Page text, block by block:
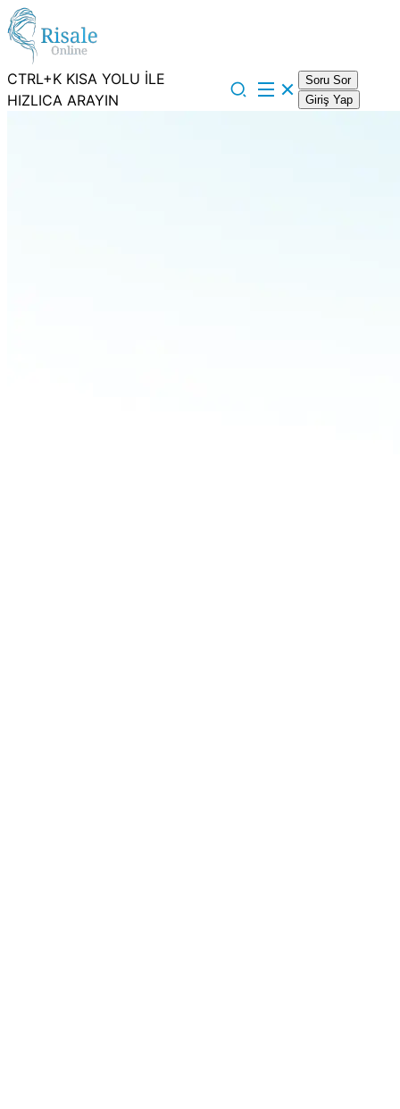
CTRL+K KISA YOLU İLE
HIZLICA ARAYIN
Soru Sor
Giriş Yap